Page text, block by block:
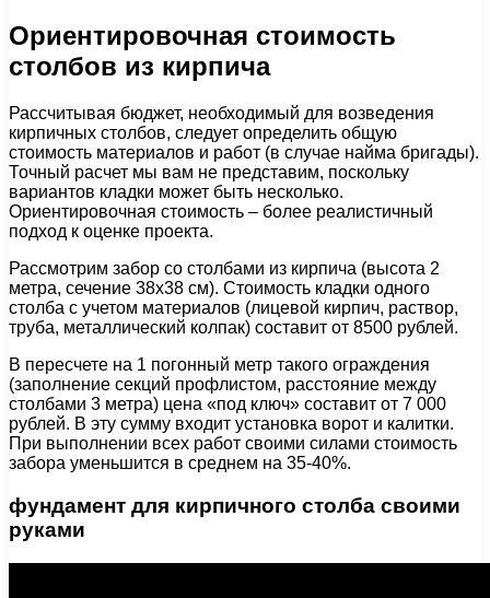
Ориентировочная стоимость
столбов из кирпича
Рассчитывая бюджет, необходимый для возведения
кирпичных столбов, следует определить общую
стоимость материалов и работ (в случае найма бригады).
Точный расчет мы вам не представим, поскольку
вариантов кладки может быть несколько.
Ориентировочная стоимость – более реалистичный
подход к оценке проекта.
Рассмотрим забор со столбами из кирпича (высота 2
метра, сечение 38х38 см). Стоимость кладки одного
столба с учетом материалов (лицевой кирпич, раствор,
труба, металлический колпак) составит от 8500 рублей.
В пересчете на 1 погонный метр такого ограждения
(заполнение секций профлистом, расстояние между
столбами 3 метра) цена «под ключ» составит от 7 000
рублей. В эту сумму входит установка ворот и калитки.
При выполнении всех работ своими силами стоимость
забора уменьшится в среднем на 35-40%.
фундамент для кирпичного столба своими
руками